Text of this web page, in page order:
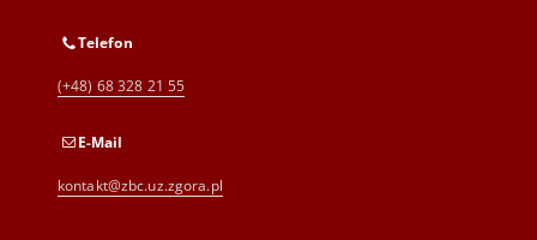
Telefon
(+48) 68 328 21 55
E-Mail
kontakt@zbc.uz.zgora.pl